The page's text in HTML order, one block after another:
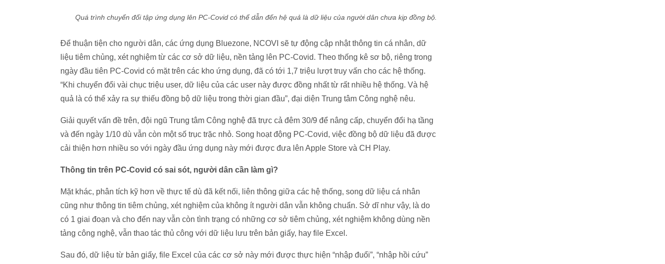
Quá trình chuyển đổi tập ứng dụng lên PC-Covid có thể dẫn đến hệ quả là dữ liệu của người dân chưa kịp đồng bộ.
Để thuận tiện cho người dân, các ứng dụng Bluezone, NCOVI sẽ tự động cập nhật thông tin cá nhân, dữ
liệu tiêm chủng, xét nghiệm từ các cơ sở dữ liệu, nền tảng lên PC-Covid. Theo thống kê sơ bộ, riêng trong
ngày đầu tiên PC-Covid có mặt trên các kho ứng dụng, đã có tới 1,7 triệu lượt truy vấn cho các hệ thống.
“Khi chuyển đổi vài chục triệu user, dữ liệu của các user này được đồng nhất từ rất nhiều hệ thống. Và hệ
quả là có thể xảy ra sự thiếu đồng bộ dữ liệu trong thời gian đầu”, đại diện Trung tâm Công nghệ nêu.
Giải quyết vấn đề trên, đội ngũ Trung tâm Công nghệ đã trực cả đêm 30/9 để nâng cấp, chuyển đổi hạ tầng
và đến ngày 1/10 dù vẫn còn một số trục trặc nhỏ. Song hoạt động PC-Covid, việc đồng bộ dữ liệu đã được
cải thiện hơn nhiều so với ngày đầu ứng dụng này mới được đưa lên Apple Store và CH Play.
Thông tin trên PC-Covid có sai sót, người dân cần làm gì?
Mặt khác, phân tích kỹ hơn về thực tế dù đã kết nối, liên thông giữa các hệ thống, song dữ liệu cá nhân
cũng như thông tin tiêm chủng, xét nghiệm của không ít người dân vẫn không chuẩn. Sở dĩ như vậy, là do
có 1 giai đoạn và cho đến nay vẫn còn tình trạng có những cơ sở tiêm chủng, xét nghiệm không dùng nền
tảng công nghệ, vẫn thao tác thủ công với dữ liệu lưu trên bản giấy, hay file Excel.
Sau đó, dữ liệu từ bản giấy, file Excel của các cơ sở này mới được thực hiện “nhập đuổi”, “nhập hồi cứu”